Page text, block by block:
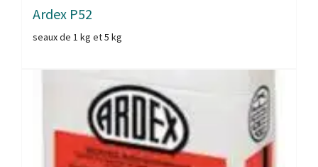
Ardex P52
seaux de 1 kg et 5 kg